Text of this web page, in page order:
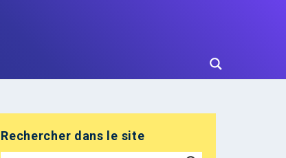
Rechercher dans le site